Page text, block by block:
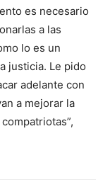
es necesario
a las
lo es un
justicia. Le pido
adelante con
a mejorar la